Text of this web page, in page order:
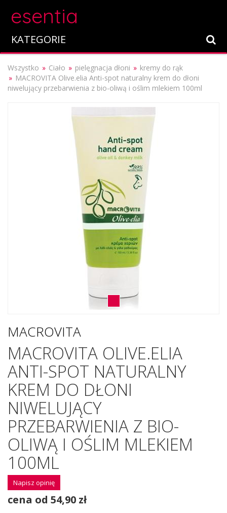
esentia
KATEGORIE
Wszystko Ciało pielęgnacja dłoni
kremy do rąk
MACROVITA Olive.elia Anti-spot naturalny krem do dłoni
niwelujący przebarwienia z bio-oliwą i oślim mlekiem 100ml
MACROVITA
MACROVITA OLIVE.ELIA
ANTI-SPOT NATURALNY
KREM DO DŁONI
NIWELUJĄCY
PRZEBARWIENIA Z BIO-
OLIWĄ I OŚLIM MLEKIEM
100ML
Napisz opinię
cena od 54,90 zł